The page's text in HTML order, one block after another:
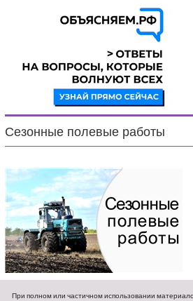
Сезонные полевые работы
При полном или частичном использовании